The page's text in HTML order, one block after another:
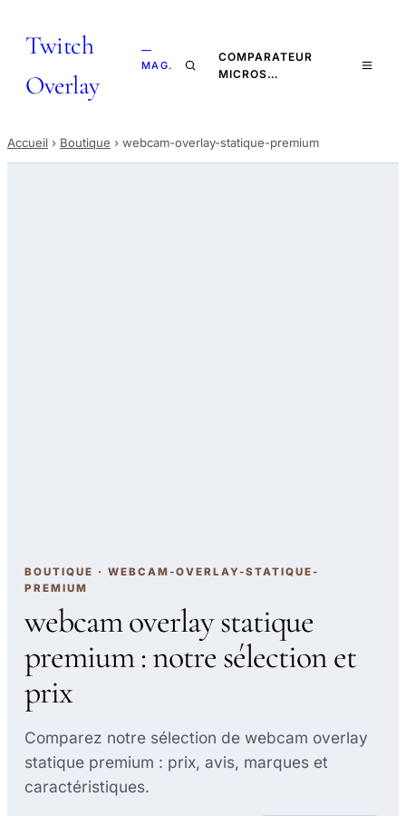
Twitch
Overlay
—
MAG.
COMPARATEUR
MICROS…
Accueil › Boutique › webcam-overlay-statique-premium
BOUTIQUE · WEBCAM-OVERLAY-STATIQUE-
PREMIUM
webcam overlay statique
premium : notre sélection et
prix
Comparez notre sélection de webcam overlay
statique premium : prix, avis, marques et
caractéristiques.